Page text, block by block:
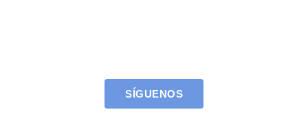
SÍGUENOS